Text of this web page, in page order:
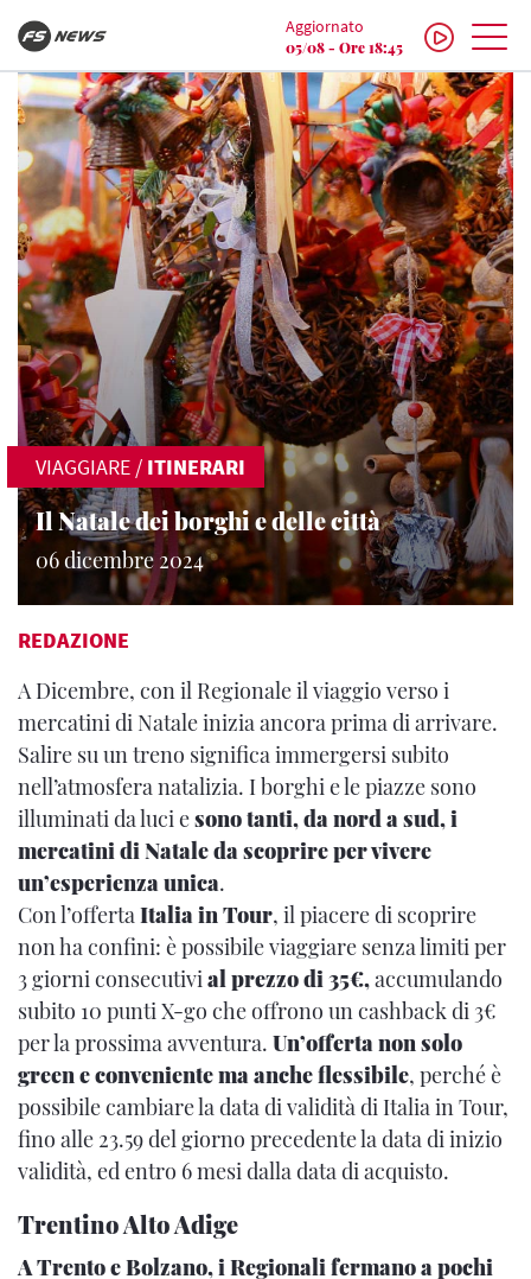
Aggiornato
05/08 - Ore 18:45
VIAGGIARE / ITINERARI
Il Natale dei borghi e delle città
06 dicembre 2024
REDAZIONE
A Dicembre, con il Regionale il viaggio verso i
mercatini di Natale inizia ancora prima di arrivare.
Salire su un treno significa immergersi subito
nell’atmosfera natalizia. I borghi e le piazze sono
illuminati da luci esono tanti, da nord a sud, i
mercatini di Natale da scoprire per vivere
un’esperienza unica.
Con l’offertaItalia in Tour, il piacere di scoprire
non ha confini: è possibile viaggiare senza limiti per
3 giorni consecutivial prezzo di 35€,accumulando
subito 10 punti X-go che offrono un cashback di 3€
per la prossima avventura. Un’offerta non solo
green e conveniente ma anche flessibile, perché è
possibile cambiare la data di validità di Italia in Tour,
fino alle 23.59 del giorno precedente la data di inizio
validità, ed entro 6 mesi dalla data di acquisto.
Trentino Alto Adige
A Trento e Bolzano, i Regionali fermano a pochi